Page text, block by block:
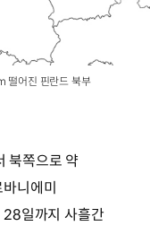
떨어진 핀란드 북부
북쪽으로 약
니에미
일까지 사흘간